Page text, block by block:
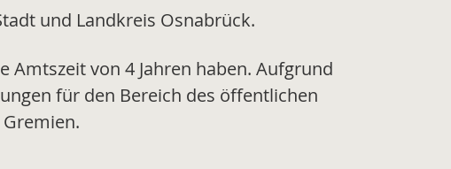
und Landkreis Osnabrück.
von 4 Jahren haben. Aufgrund
für den Bereich des öffentlichen